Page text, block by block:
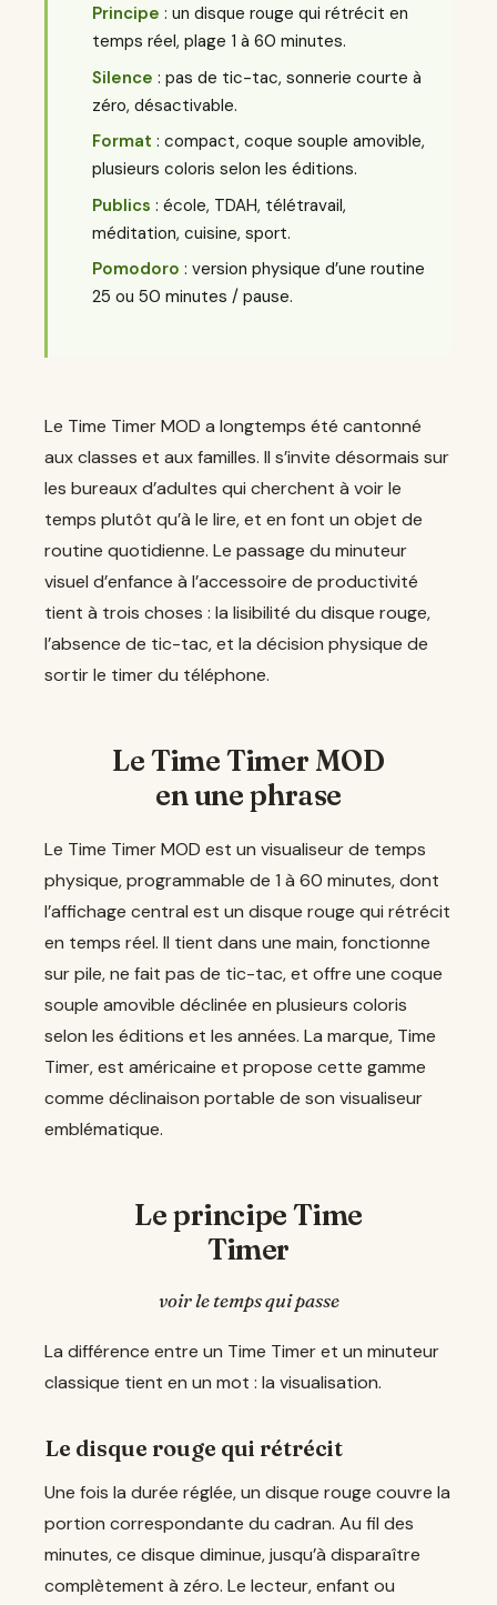
Principe : un disque rouge qui rétrécit en
temps réel, plage 1 à 60 minutes.
Silence : pas de tic-tac, sonnerie courte à
zéro, désactivable.
Format : compact, coque souple amovible,
plusieurs coloris selon les éditions.
Publics : école, TDAH, télétravail,
méditation, cuisine, sport.
Pomodoro : version physique d’une routine
25 ou 50 minutes / pause.
Le Time Timer MOD a longtemps été cantonné
aux classes et aux familles. Il s’invite désormais sur
les bureaux d’adultes qui cherchent à voir le
temps plutôt qu’à le lire, et en font un objet de
routine quotidienne. Le passage du minuteur
visuel d’enfance à l’accessoire de productivité
tient à trois choses : la lisibilité du disque rouge,
l’absence de tic-tac, et la décision physique de
sortir le timer du téléphone.
Le Time Timer MOD
en une phrase
Le Time Timer MOD est un visualiseur de temps
physique, programmable de 1 à 60 minutes, dont
l’affichage central est un disque rouge qui rétrécit
en temps réel. Il tient dans une main, fonctionne
sur pile, ne fait pas de tic-tac, et offre une coque
souple amovible déclinée en plusieurs coloris
selon les éditions et les années. La marque, Time
Timer, est américaine et propose cette gamme
comme déclinaison portable de son visualiseur
emblématique.
Le principe Time
Timer
voir le temps qui passe
La différence entre un Time Timer et un minuteur
classique tient en un mot : la visualisation.
Le disque rouge qui rétrécit
Une fois la durée réglée, un disque rouge couvre la
portion correspondante du cadran. Au fil des
minutes, ce disque diminue, jusqu’à disparaître
complètement à zéro. Le lecteur, enfant ou